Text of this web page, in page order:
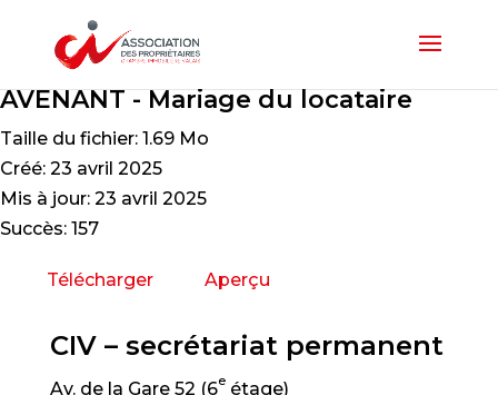
AVENANT - Mariage du locataire
Taille du fichier: 1.69 Mo
Créé: 23 avril 2025
Mis à jour: 23 avril 2025
Succès: 157
Télécharger Aperçu
CIV – secrétariat permanent
Av. de la Gare 52 (6eétage)